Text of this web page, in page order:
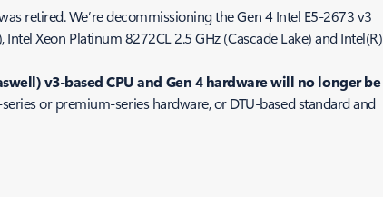
retired. We’re decommissioning the Gen 4 Intel E5-2673 v3
Xeon Platinum 8272CL 2.5 GHz (Cascade Lake) and Intel(R)
v3-based CPU and Gen 4 hardware will no longer be
or premium-series hardware, or DTU-based standard and